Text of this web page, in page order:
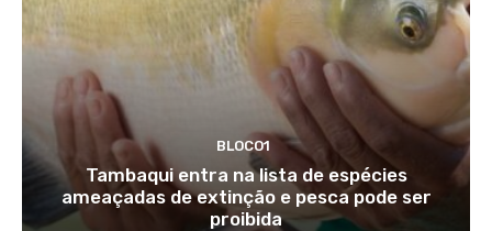
BLOCO1
Tambaqui entra na lista de espécies
ameaçadas de extinção e pesca pode ser
proibida